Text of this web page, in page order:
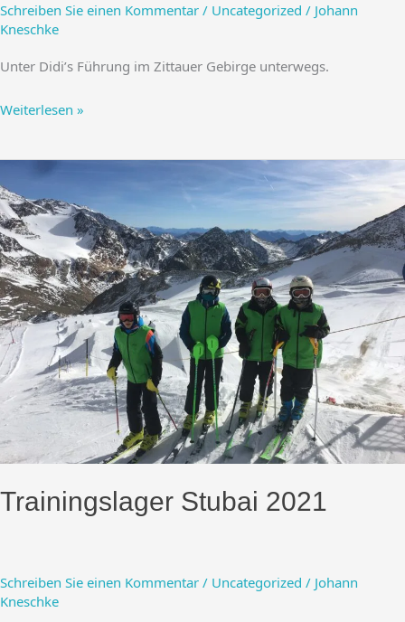
Schreiben Sie einen Kommentar / Uncategorized / Johann
Kneschke
Unter Didi’s Führung im Zittauer Gebirge unterwegs.
Didi’s
Weiterlesen »
Trainingslager Stubai 2021
Schreiben Sie einen Kommentar / Uncategorized / Johann
Kneschke